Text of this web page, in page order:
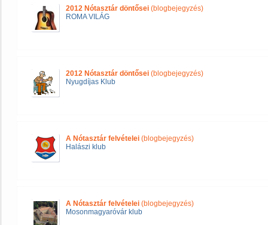
2012 Nótasztár döntősei (blogbejegyzés)
ROMA VILÁG
2012 Nótasztár döntősei (blogbejegyzés)
Nyugdíjas Klub
A Nótasztár felvételei (blogbejegyzés)
Halászi klub
A Nótasztár felvételei (blogbejegyzés)
Mosonmagyaróvár klub